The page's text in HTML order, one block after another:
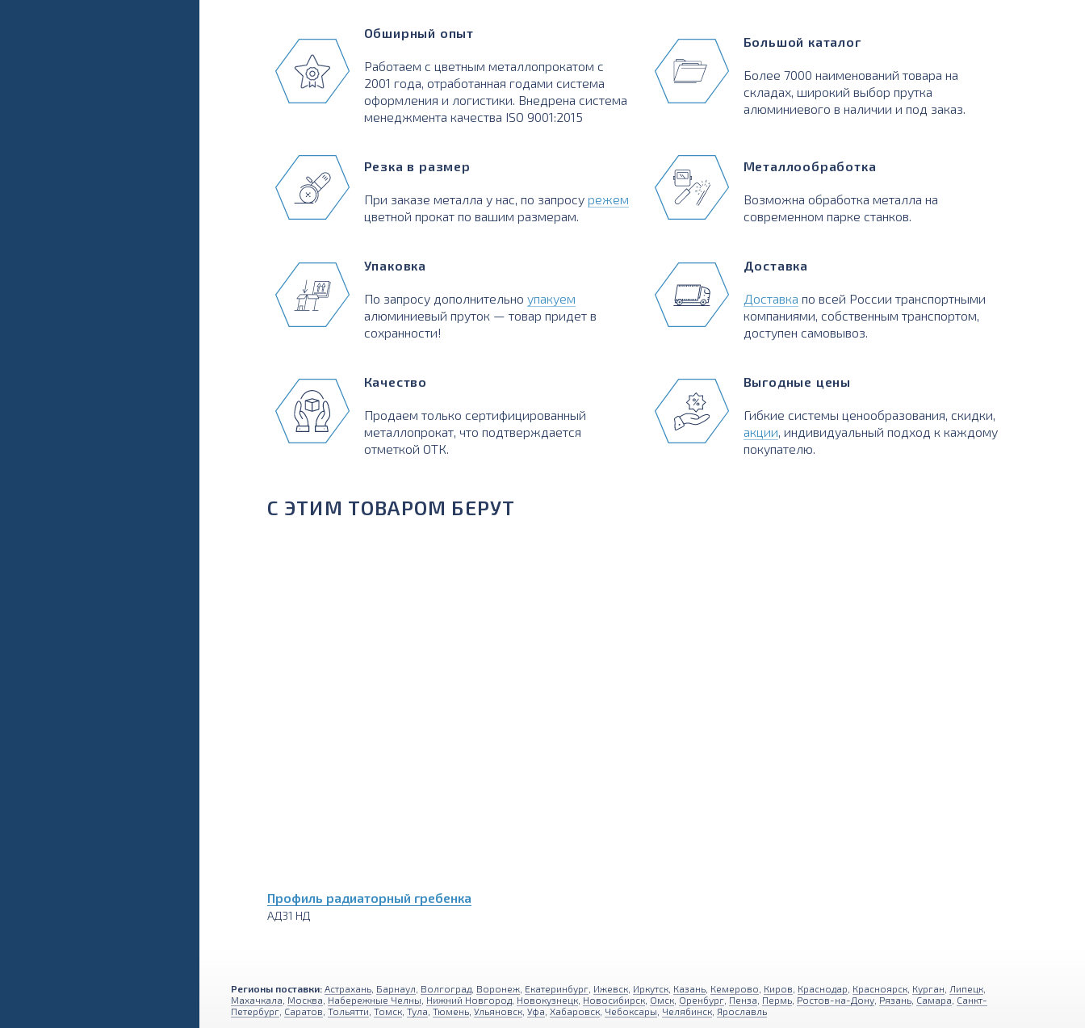
Обширный опыт
Работаем с цветным металлопрокатом с
2001 года, отработанная годами система
оформления и логистики. Внедрена система
менеджмента качества ISO 9001:2015
Резка в размер
При заказе металла у нас, по запросу режем
цветной прокат по вашим размерам.
Упаковка
По запросу дополнительно упакуем
алюминиевый пруток — товар придет в
сохранности!
Качество
Продаем только сертифицированный
металлопрокат, что подтверждается
отметкой ОТК.
Большой каталог
Более 7000 наименований товара на
складах, широкий выбор прутка
алюминиевого в наличии и под заказ.
Металлообработка
Возможна обработка металла на
современном парке станков.
Доставка
Доставка по всей России транспортными
компаниями, собственным транспортом,
доступен самовывоз.
Выгодные цены
Гибкие системы ценообразования, скидки,
акции, индивидуальный подход к каждому
покупателю.
С ЭТИМ ТОВАРОМ БЕРУТ
Профиль радиаторный гребенка
АД31 НД
Регионы поставки: Астрахань Барнаул Волгоград Воронеж Екатеринбург Ижевск Иркутск Казань Кемерово Киров Краснодар Красноярск Курган Липецк
Махачкала Москва Набережные Челны Нижний Новгород Новокузнецк Новосибирск Омск Оренбург Пенза Пермь Ростов-на-Дону Рязань Самара Санкт-
Петербург Саратов Тольятти Томск Тула Тюмень Ульяновск Уфа Хабаровск Чебоксары Челябинск Ярославль